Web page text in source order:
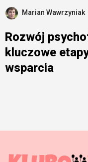
Marian Wawrzyniak
Rozwój
kluczowe
wsparcia